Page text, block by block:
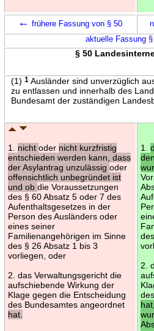
← frühere Fassung von § 50
aktuelle Fassung
§ 50
(1) 1Ausländer sind unverzüglich
zu entlassen und innerhalb des
Bundesamt der zuständigen
1. nicht oder nicht kurzfristig
entschieden werden kann, dass
der Asylantrag unzulässig oder
offensichtlich unbegründet ist
und ob die Voraussetzungen
des § 60 Absatz 5 oder 7 des
Aufenthaltsgesetzes in der
Person des Ausländers oder
eines seiner
Familienangehörigen im Sinne
des § 26 Absatz 1 bis 3
vorliegen, oder
2. das Verwaltungsgericht die
aufschiebende Wirkung der
Klage gegen die Entscheidung
des Bundesamtes angeordnet
hat.
1.
2.